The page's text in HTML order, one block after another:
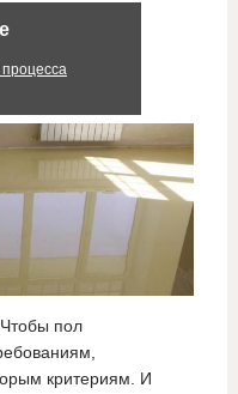
пол
критериям. И